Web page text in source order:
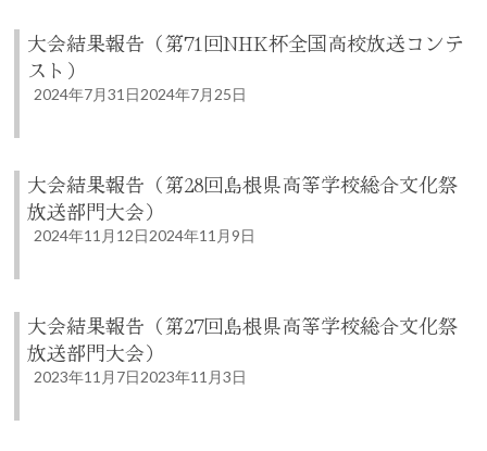
大会結果報告（第71回NHK杯全国高校放送コンテ
スト）
2024年7月31日2024年7月25日
大会結果報告（第28回島根県高等学校総合文化祭
放送部門大会）
2024年11月12日2024年11月9日
大会結果報告（第27回島根県高等学校総合文化祭
放送部門大会）
2023年11月7日2023年11月3日